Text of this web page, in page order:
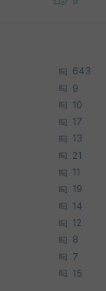
643
9
10
17
13
21
11
19
14
12
8
7
15